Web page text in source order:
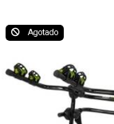
Agotado